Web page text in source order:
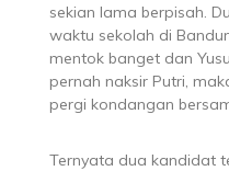
sekian lama berpisah.
waktu sekolah di
mentok banget dan
pernah naksir Putri,
pergi kondangan
Ternyata dua kandidat